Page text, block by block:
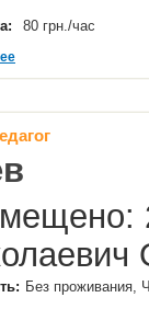
80 грн./час
Без проживания,